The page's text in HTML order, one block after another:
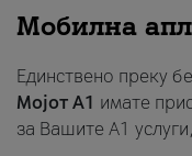
Мобилна
Единствено преку
Мојот A1 имате
за Вашите A1